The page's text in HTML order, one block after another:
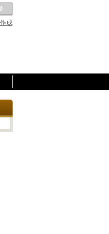
作成